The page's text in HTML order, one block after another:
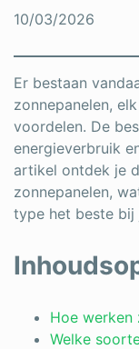
Rolluiken
Schrijnwerker
Stukadoor
Tegelzetter
Vloeren
Zonnepanelen
10/03/2026
Er bestaan
zonnepanelen,
voordelen. De
energieverbruik
artikel ontdek je
zonnepanelen,
type het beste bij
Hoe werken
Welke